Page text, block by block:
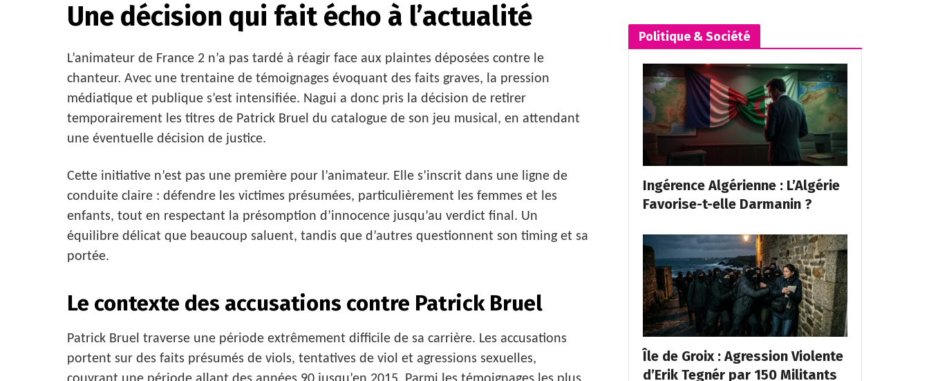
Une décision qui fait écho à l’actualité
L’animateur de France 2 n’a pas tardé à réagir face aux plaintes déposées contre le
chanteur. Avec une trentaine de témoignages évoquant des faits graves, la pression
médiatique et publique s’est intensifiée. Nagui a donc pris la décision de retirer
temporairement les titres de Patrick Bruel du catalogue de son jeu musical, en attendant
une éventuelle décision de justice.
Cette initiative n’est pas une première pour l’animateur. Elle s’inscrit dans une ligne de
conduite claire : défendre les victimes présumées, particulièrement les femmes et les
enfants, tout en respectant la présomption d’innocence jusqu’au verdict final. Un
équilibre délicat que beaucoup saluent, tandis que d’autres questionnent son timing et sa
portée.
Le contexte des accusations contre Patrick Bruel
Patrick Bruel traverse une période extrêmement difficile de sa carrière. Les accusations
portent sur des faits présumés de viols, tentatives de viol et agressions sexuelles,
Politique & Société
Ingérence Algérienne : L’Algérie
Favorise-t-elle Darmanin ?
Île de Groix : Agression Violente
d’Erik Tegnér par 150 Militants